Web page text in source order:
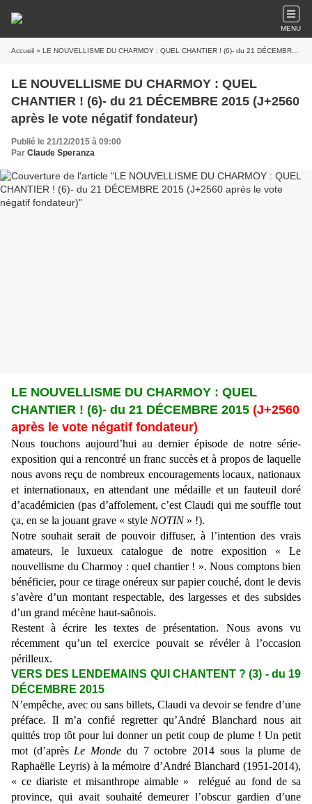
MENU
Accueil » LE NOUVELLISME DU CHARMOY : QUEL CHANTIER ! (6)- du 21 DÉCEMBRE 2015 (J+2560 après le vote négatif fondateur)
LE NOUVELLISME DU CHARMOY : QUEL
CHANTIER ! (6)- du 21 DÉCEMBRE 2015 (J+2560
après le vote négatif fondateur)
Publié le 21/12/2015 à 09:00
Par Claude Speranza
LE NOUVELLISME DU CHARMOY : QUEL
CHANTIER ! (6)- du 21 DÉCEMBRE 2015 (J+2560
après le vote négatif fondateur)
Nous touchons aujourd’hui au dernier épisode de notre série-
exposition qui a rencontré un franc succès et à propos de laquelle
nous avons reçu de nombreux encouragements locaux, nationaux
et internationaux, en attendant une médaille et un fauteuil doré
d’académicien (pas d’affolement, c’est Claudi qui me souffle tout
ça, en se la jouant grave « style NOTIN» !).
Notre souhait serait de pouvoir diffuser, à l’intention des vrais
amateurs, le luxueux catalogue de notre exposition « Le
nouvellisme du Charmoy : quel chantier ! ». Nous comptons bien
bénéficier, pour ce tirage onéreux sur papier couché, dont le devis
s’avère d’un montant respectable, des largesses et des subsides
d’un grand mécène haut-saônois.
Restent à écrire les textes de présentation. Nous avons vu
récemment qu’un tel exercice pouvait se révéler à l’occasion
périlleux.
VERS DES LENDEMAINS QUI CHANTENT ? (3) - du 19
DÉCEMBRE 2015
N’empêche, avec ou sans billets, Claudi va devoir se fendre d’une
préface. Il m’a confié regretter qu’André Blanchard nous ait
quittés trop tôt pour lui donner un petit coup de plume ! Un petit
mot (d’après Le Monde du 7 octobre 2014 sous la plume de
Raphaëlle Leyris) à la mémoire d’André Blanchard (1951-2014),
« ce diariste et misanthrope aimable » relégué au fond de sa
province, qui avait souhaité demeurer l’obscur gardien d’une